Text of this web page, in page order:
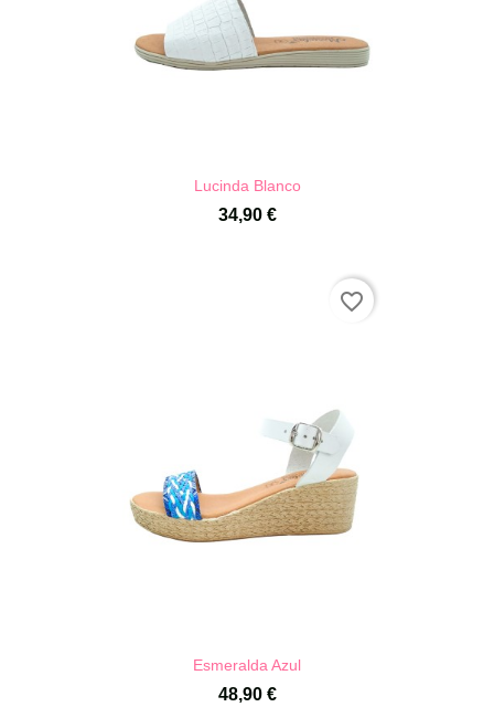
Lucinda Blanco
34,90 €
Esmeralda Azul
48,90 €
favorite_border